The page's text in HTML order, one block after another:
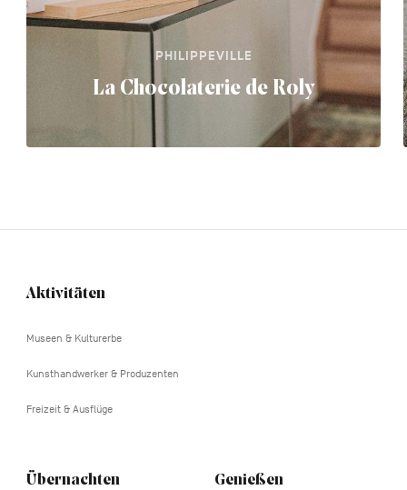
PHILIPPEVILLE
La Chocolaterie de Roly
Navigation
Aktivitäten
Museen & Kulturerbe
Kunsthandwerker & Produzenten
Freizeit & Ausflüge
Übernachten Genießen